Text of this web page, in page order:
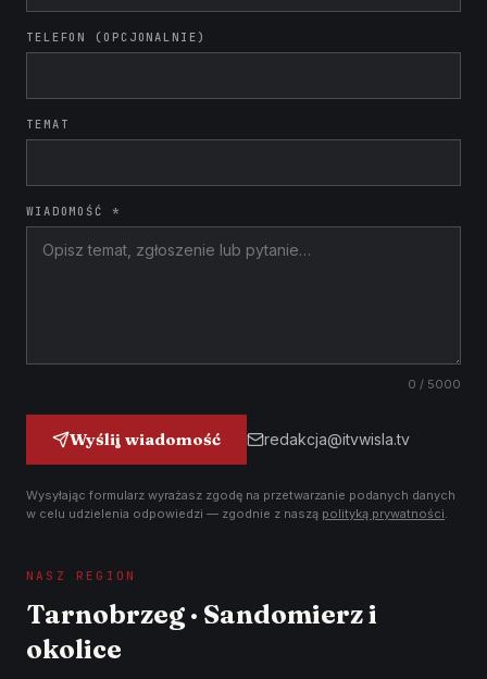
TELEFON (OPCJONALNIE)
TEMAT
WIADOMOŚĆ *
0 / 5000
Wyślij wiadomość redakcja@itvwisla.tv
Wysyłając formularz wyrażasz zgodę na przetwarzanie podanych danych
w celu udzielenia odpowiedzi — zgodnie z naszą polityką prywatności.
NASZ REGION
Tarnobrzeg · Sandomierz i
okolice